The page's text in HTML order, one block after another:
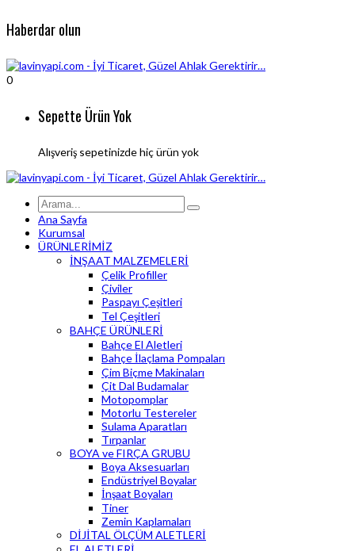
Haberdar olun
0
Sepette Ürün Yok
Alışveriş sepetinizde hiç ürün yok
Ana Sayfa
Kurumsal
ÜRÜNLERİMİZ
İNŞAAT MALZEMELERİ
Çelik Profiller
Çiviler
Paspayı Çeşitleri
Tel Çeşitleri
BAHÇE ÜRÜNLERİ
Bahçe El Aletleri
Bahçe İlaçlama Pompaları
Çim Biçme Makinaları
Çit Dal Budamalar
Motopomplar
Motorlu Testereler
Sulama Aparatları
Tırpanlar
BOYA ve FIRÇA GRUBU
Boya Aksesuarları
Endüstriyel Boyalar
İnşaat Boyaları
Tiner
Zemin Kaplamaları
DİJİTAL ÖLÇÜM ALETLERİ